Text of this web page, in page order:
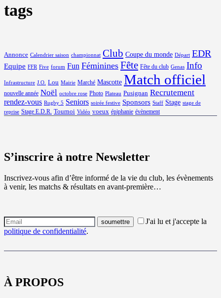
tags
Annonce Calendrier saison championnat Club Coupe du monde Départ EDR
Equipe FFR Five forum Fun Féminines Fête Fête du club Genas Info
Infrastructure J.O. Lou Mairie Marché Mascotte Match officiel
nouvelle année Noël octobre rose Photo Plateau Pusignan Recrutement
rendez-vous Rugby 5 Seniors soirée festive Sponsors Staff Stage stage de
reprise Stage E.D.R. Tournoi Vidéo voeux épiphanie évènement
S’inscrire à notre Newsletter
Inscrivez-vous afin d’être informé de la vie du club, les évènements
à venir, les matchs & résultats en avant-première…
J'ai lu et j'accepte la
politique de confidentialité.
À PROPOS